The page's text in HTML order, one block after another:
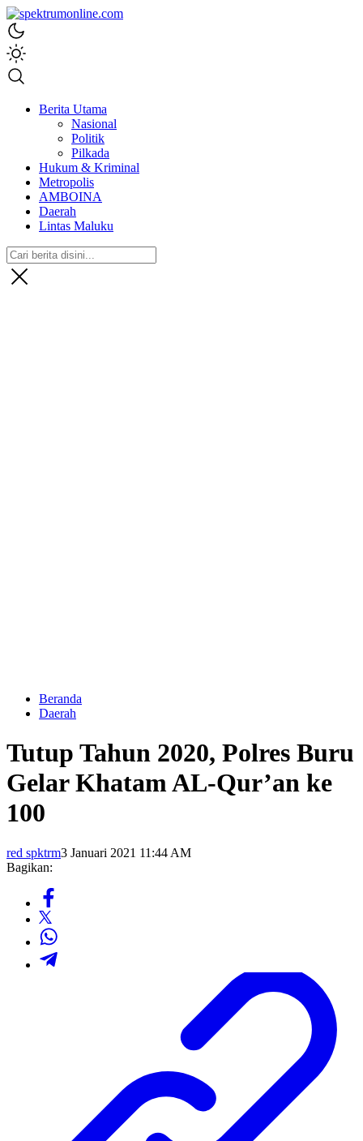
spektrumonline.com
Berita Utama
Nasional
Politik
Pilkada
Hukum & Kriminal
Metropolis
AMBOINA
Daerah
Lintas Maluku
Beranda
Daerah
Tutup Tahun 2020, Polres Buru
Gelar Khatam AL-Qur’an ke
100
red spktrm3 Januari 2021 11:44 AM
Bagikan: